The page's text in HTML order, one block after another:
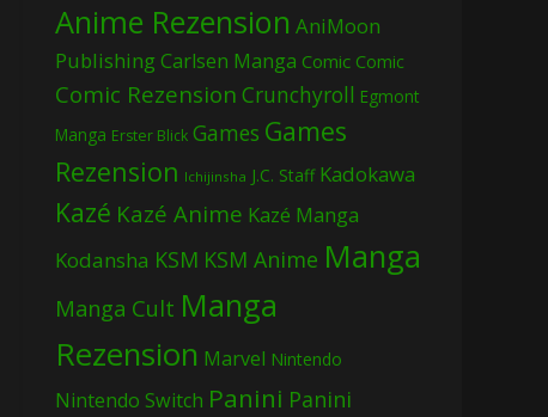
Anime Rezension AniMoon
PublishingCarlsen Manga Comic Comic
Comic Rezension Crunchyroll Egmont
Manga Erster Blick Games Games
Rezension Ichijinsha J.C. Staff Kadokawa
Kazé Kazé Anime Kazé Manga
Kodansha KSM KSM Anime Manga
Manga Cult Manga
Rezension Marvel Nintendo
Nintendo Switch Panini Panini